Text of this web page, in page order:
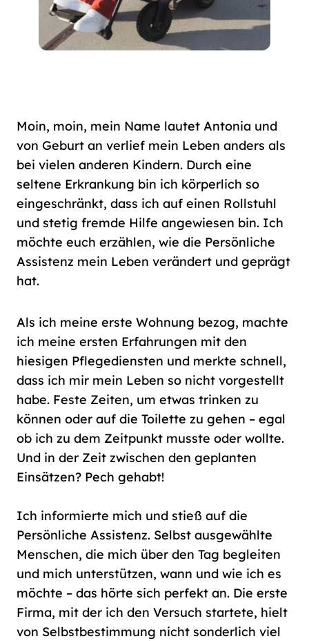
Moin, moin, mein Name lautet Antonia und
von Geburt an verlief mein Leben anders als
bei vielen anderen Kindern. Durch eine
seltene Erkrankung bin ich körperlich so
eingeschränkt, dass ich auf einen Rollstuhl
und stetig fremde Hilfe angewiesen bin. Ich
möchte euch erzählen, wie die Persönliche
Assistenz mein Leben verändert und geprägt
hat.
Als ich meine erste Wohnung bezog, machte
ich meine ersten Erfahrungen mit den
hiesigen Pflegediensten und merkte schnell,
dass ich mir mein Leben so nicht vorgestellt
habe. Feste Zeiten, um etwas trinken zu
können oder auf die Toilette zu gehen – egal
ob ich zu dem Zeitpunkt musste oder wollte.
Und in der Zeit zwischen den geplanten
Einsätzen? Pech gehabt!
Ich informierte mich und stieß auf die
Persönliche Assistenz. Selbst ausgewählte
Menschen, die mich über den Tag begleiten
und mich unterstützen, wann und wie ich es
möchte – das hörte sich perfekt an. Die erste
Firma, mit der ich den Versuch startete, hielt
von Selbstbestimmung nicht sonderlich viel